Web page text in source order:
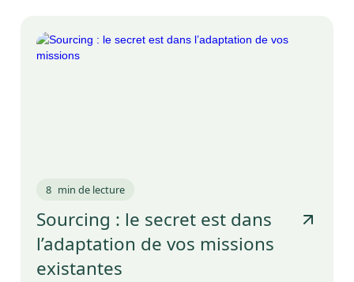
8 min de lecture
Sourcing : le secret est dans
l’adaptation de vos missions
existantes